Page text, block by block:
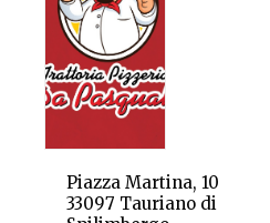
Piazza Martina, 10
33097 Tauriano di